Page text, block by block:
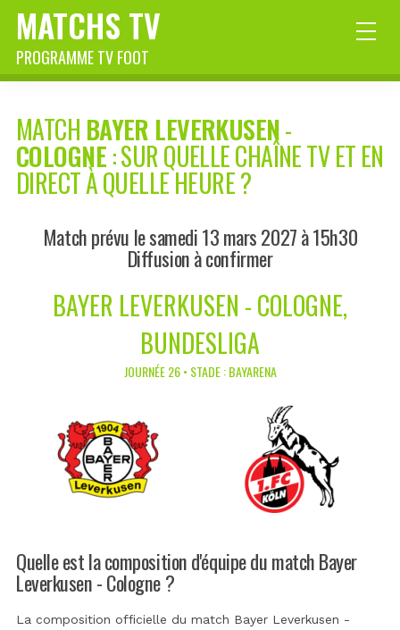
MATCHS TV
PROGRAMME TV FOOT
MATCH BAYER LEVERKUSEN-
COLOGNE: SUR QUELLE CHAÎNE TV ET EN
DIRECT À QUELLE HEURE ?
Match prévu le samedi 13 mars 2027 à 15h30
Diffusion à confirmer
BAYER LEVERKUSEN - COLOGNE,
BUNDESLIGA
JOURNÉE 26 • STADE : BAYARENA
Quelle est la composition d'équipe du match Bayer
Leverkusen - Cologne ?
La composition officielle du match Bayer Leverkusen -